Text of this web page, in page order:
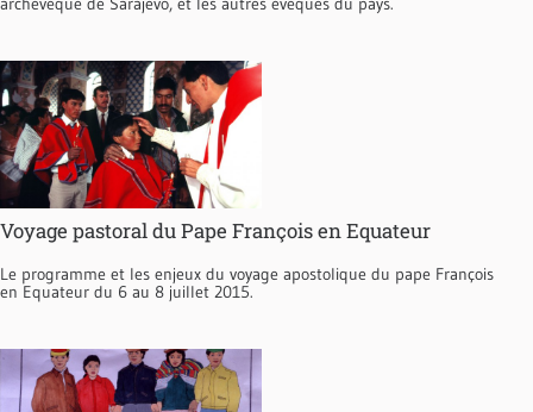
Voyage pastoral du Pape François en Equateur
Le programme et les enjeux du voyage apostolique du pape François
en Equateur du 6 au 8 juillet 2015.